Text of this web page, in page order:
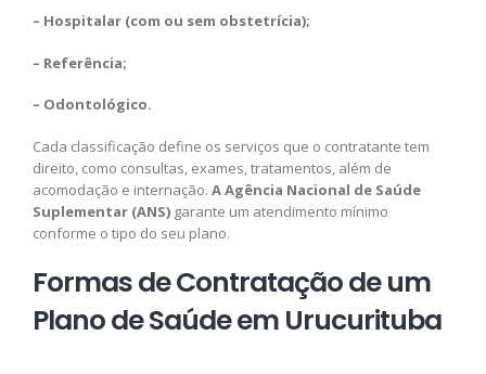
– Hospitalar (com ou sem obstetrícia);
– Referência;
– Odontológico.
Cada classificação define os serviços que o contratante tem
direito, como consultas, exames, tratamentos, além de
acomodação e internação. A Agência Nacional de Saúde
Suplementar (ANS) garante um atendimento mínimo
conforme o tipo do seu plano.
Formas de Contratação de um
Plano de Saúde em Urucurituba